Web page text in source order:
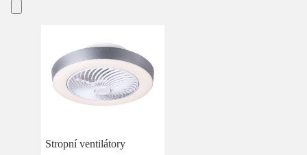
Stropní ventilátory